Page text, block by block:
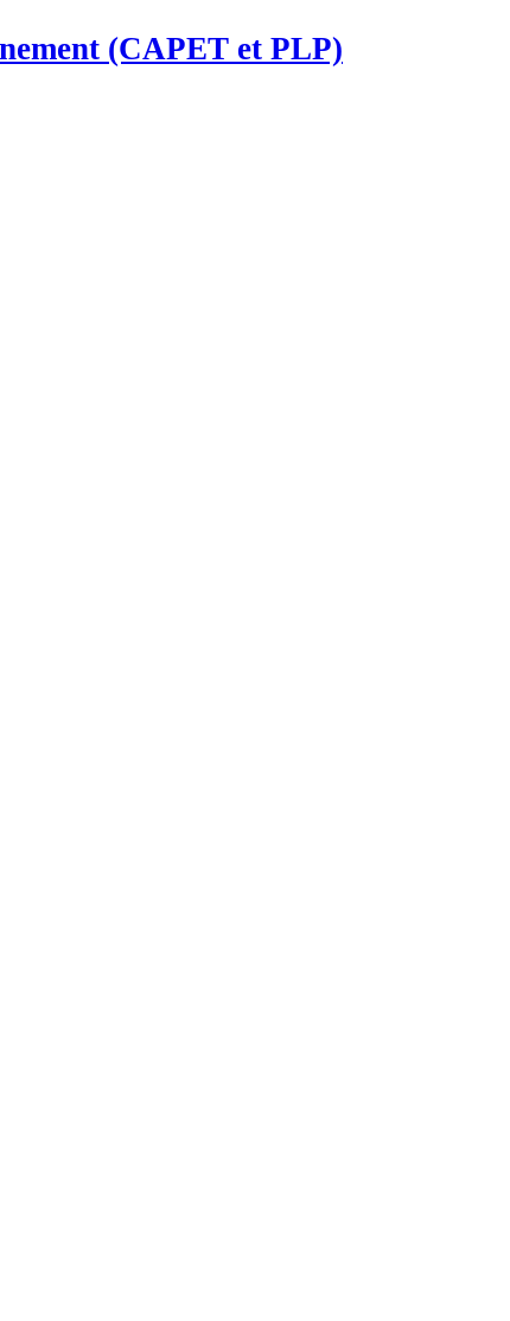
(CAPET et PLP)